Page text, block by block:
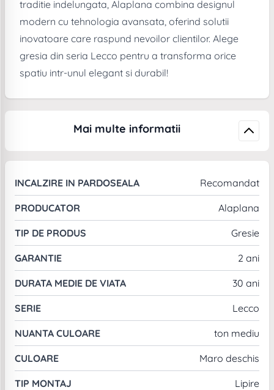
traditie indelungata, Alaplana combina designul
modern cu tehnologia avansata, oferind solutii
inovatoare care raspund nevoilor clientilor. Alege
gresia din seria Lecco pentru a transforma orice
spatiu intr-unul elegant si durabil!
Mai multe informatii
INCALZIRE IN PARDOSEALA Recomandat
PRODUCATOR Alaplana
TIP DE PRODUS Gresie
GARANTIE 2 ani
DURATA MEDIE DE VIATA 30 ani
SERIE Lecco
NUANTA CULOARE ton mediu
CULOARE Maro deschis
TIP MONTAJ Lipire